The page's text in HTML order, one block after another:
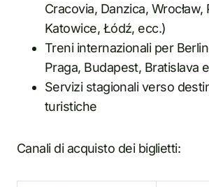
Cracovia, Danzica, Wrocław,
Katowice, Łódź, ecc.)
Treni internazionali per
Praga, Budapest, Bratislava
Servizi stagionali verso
turistiche
Canali di acquisto dei biglietti: